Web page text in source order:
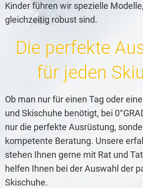
Kinder führen wir spezielle
gleichzeitig robust sind.
Die perfekte
für jeden
Ob man nur für einen Tag oder
und Skischuhe benötigt, bei
nur die perfekte Ausrüstung,
kompetente Beratung. Unsere
stehen Ihnen gerne mit Rat und
helfen Ihnen bei der Auswahl der
Skischuhe.